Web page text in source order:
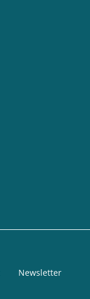
Newsletter